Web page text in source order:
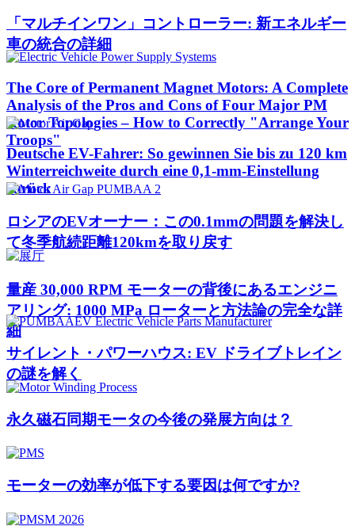
「マルチインワン」コントローラー: 新エネルギー
車の統合の詳細
The Core of Permanent Magnet Motors: A Complete
Analysis of the Pros and Cons of Four Major PM
Rotor Topologies – How to Correctly "Arrange Your
Troops"
Deutsche EV-Fahrer: So gewinnen Sie bis zu 120 km
Winterreichweite durch eine 0,1-mm-Einstellung
zurück
ロシアのEVオーナー：この0.1mmの問題を解決し
て冬季航続距離120kmを取り戻す
量産 30,000 RPM モーターの背後にあるエンジニ
アリング: 1000 MPa ローターと方法論の完全な詳
細
サイレント・パワーハウス: EV ドライブトレイン
の謎を解く
永久磁石同期モータの今後の発展方向は？
モーターの効率が低下する要因は何ですか?